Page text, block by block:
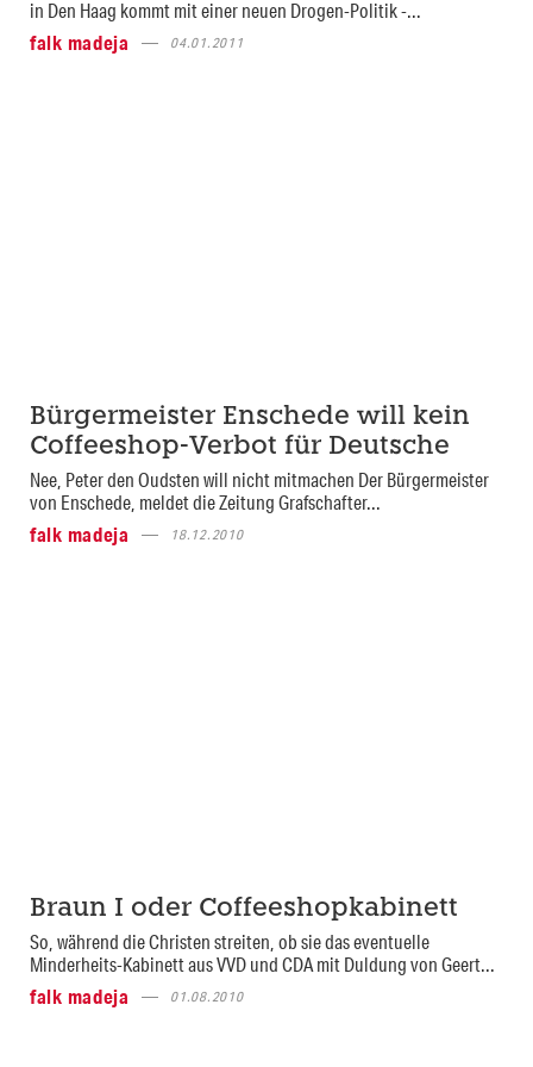
in Den Haag kommt mit einer neuen Drogen-Politik -...
falk madeja
04.01.2011
Bürgermeister Enschede will kein
Coffeeshop-Verbot für Deutsche
Nee, Peter den Oudsten will nicht mitmachen Der Bürgermeister
von Enschede, meldet die Zeitung Grafschafter...
falk madeja
18.12.2010
Braun I oder Coffeeshopkabinett
So, während die Christen streiten, ob sie das eventuelle
Minderheits-Kabinett aus VVD und CDA mit Duldung von Geert...
falk madeja
01.08.2010